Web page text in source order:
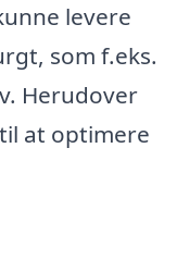
levere
som f.eks.
Herudover
at optimere